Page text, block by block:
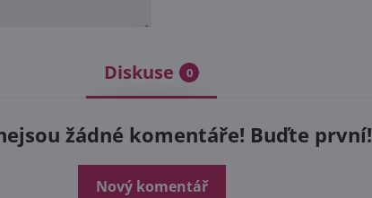
Diskuse 0
žádné komentáře! Buďte první!
Nový komentář